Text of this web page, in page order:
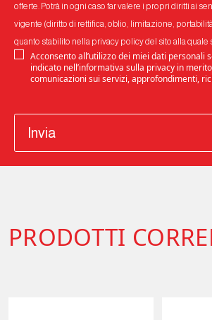
offerte. Potrà in ogni caso far valere i propri diritti ai
vigente (diritto di rettifica, oblio, limitazione,
quanto stabilito nella privacy policy del sito alla quale
Acconsento all’utilizzo dei miei dati personali
indicato nell’informativa sulla privacy in
comunicazioni sui servizi, approfondimenti,
Invia
PRODOTTI